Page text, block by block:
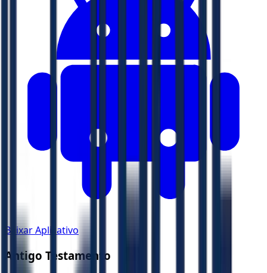
Baixar Aplicativo
Antigo Testamento